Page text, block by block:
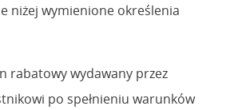
niżej wymienione określenia
rabatowy wydawany przez
po spełnieniu warunków